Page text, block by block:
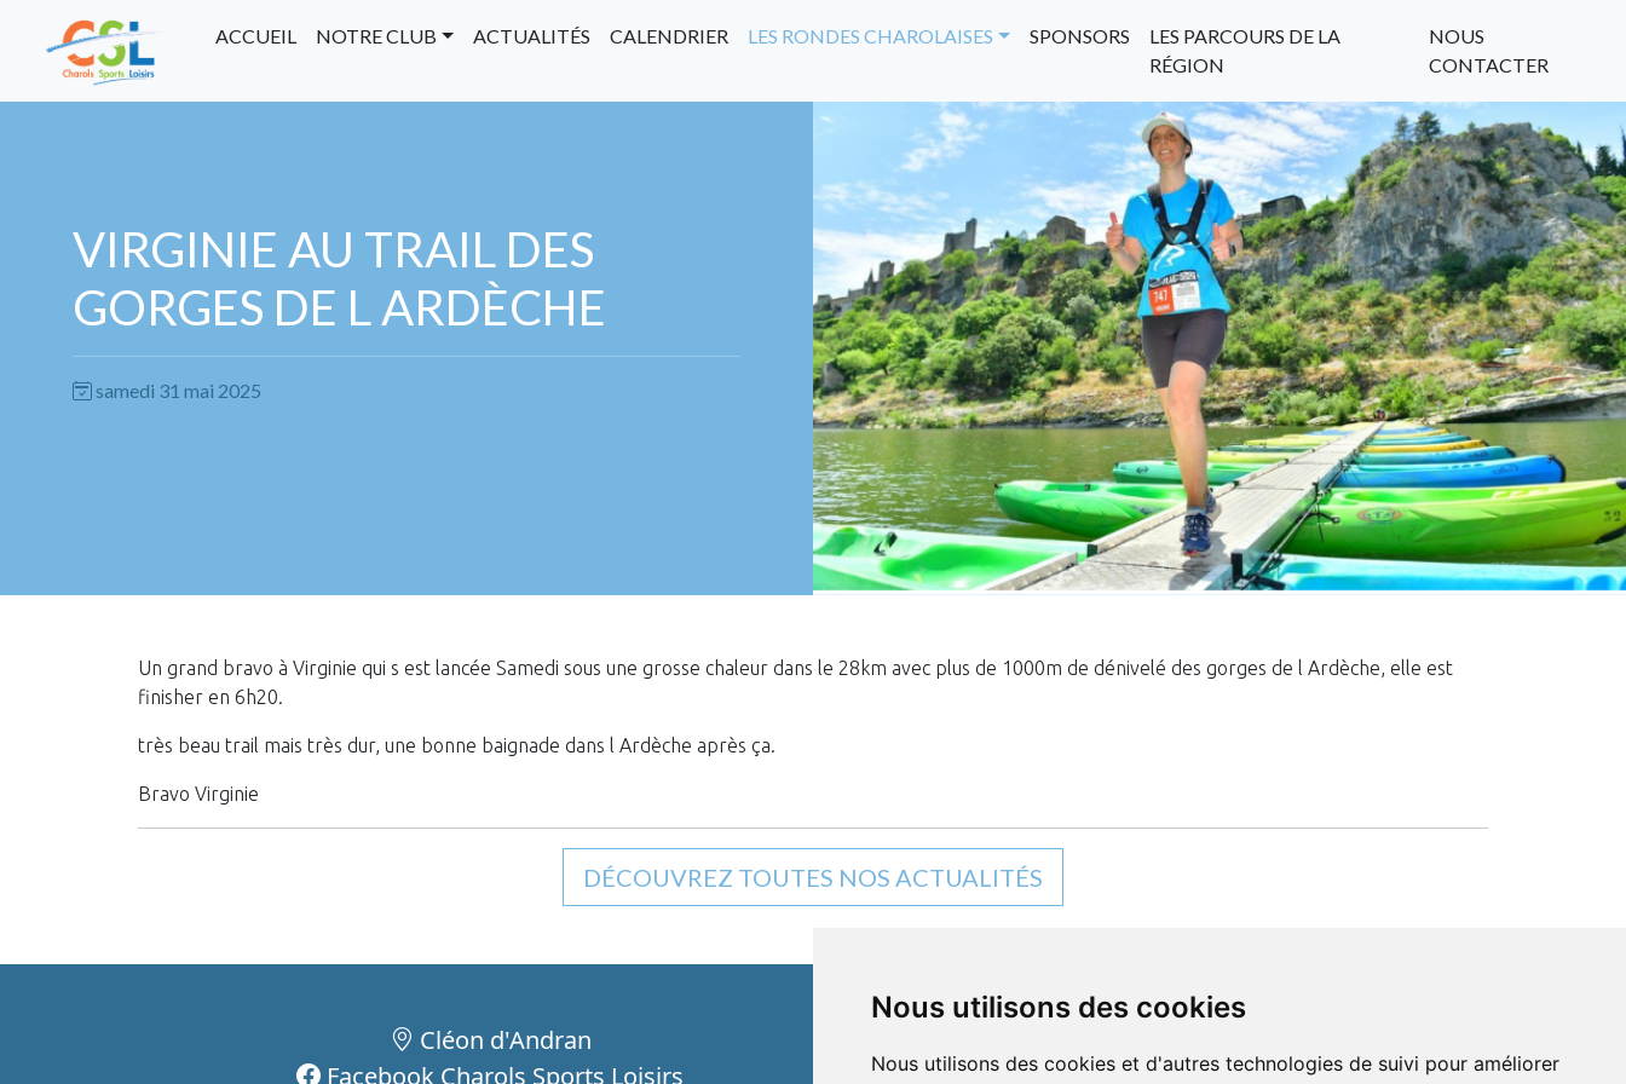
Nous utilisons des cookies
Nous utilisons des cookies et d'autres technologies de suivi pour améliorer
ACCUEIL NOTRE CLUB ACTUALITÉS CALENDRIER LES RONDES CHAROLAISES SPONSORS
LES PARCOURS DE LA
RÉGION
NOUS
CONTACTER
VIRGINIE AU TRAIL DES
GORGES DE L ARDÈCHE
samedi 31 mai 2025
Un grand bravo à Virginie qui s est lancée Samedi sous une grosse chaleur dans le 28km avec plus de 1000m de dénivelé des gorges de l Ardèche, elle est
finisher en 6h20.
très beau trail mais très dur, une bonne baignade dans l Ardèche après ça.
Bravo Virginie
DÉCOUVREZ TOUTES NOS ACTUALITÉS
Cléon d'Andran
Facebook Charols Sports Loisirs
téléphone